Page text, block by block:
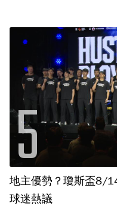
地主優勢？瓊斯盃8/
球迷熱議